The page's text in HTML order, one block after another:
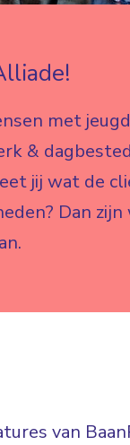
met
&
jij wat de
Dan zijn
van